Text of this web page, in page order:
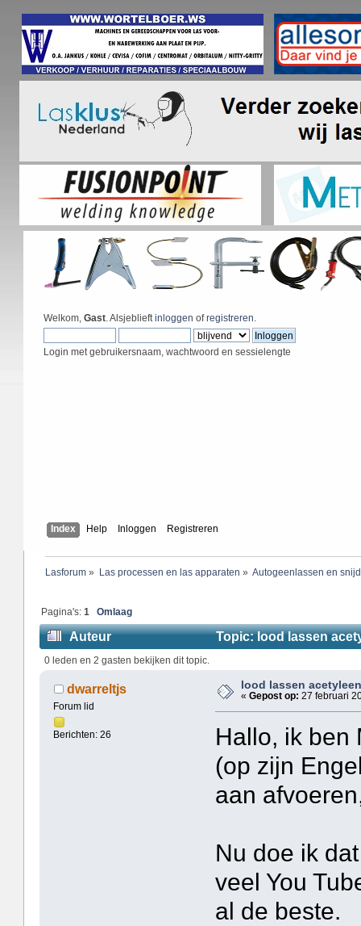
Welkom, Gast. Alsjeblieftinloggen ofregistreren.
Login met gebruikersnaam, wachtwoord en sessielengte
Index Help Inloggen Registreren
Lasforum» Las processen en las apparaten » Autogeenlassen en
Pagina's:1 Omlaag
Auteur Topic: lood lassen
0 leden en 2 gasten bekijken dit topic.
dwarreltjs
Forum lid
Berichten: 26
lood lassen
«Gepost op: 27 februari
Hallo, ik ben
(op zijn
aan
Nu doe ik
veel You
al de beste.